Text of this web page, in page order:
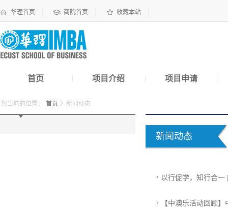
华理首页 商院首页 收藏本站
首页 项目介绍 项目申请
您当前的位置： 首页 》新闻动态
新闻动态
以行促学，知行合
【中澳乐活动回顾